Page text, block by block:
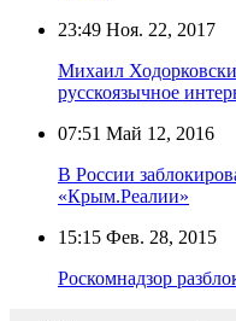
23:49 Ноя. 22, 2017
Михаил
русскоязычное
07:51 Май 12, 2016
В России
«Крым.Реалии»
15:15 Фев. 28, 2015
Роскомнадзор